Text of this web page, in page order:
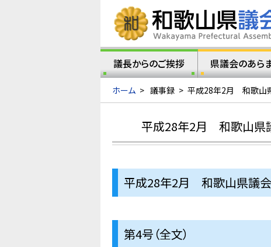
議長からのご挨拶 県議会のあら
ホーム > 議事録 > 平成28年2月 和歌山
平成28年2月 和歌山県
平成28年2月 和歌山県議
第4号（全文）